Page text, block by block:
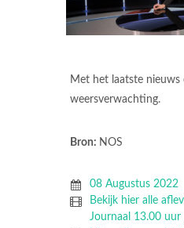
Met het laatste nieuws
weersverwachting.
Bron: NOS
08 Augustus 2022
Bekijk hier alle
Journaal 13.00 uur